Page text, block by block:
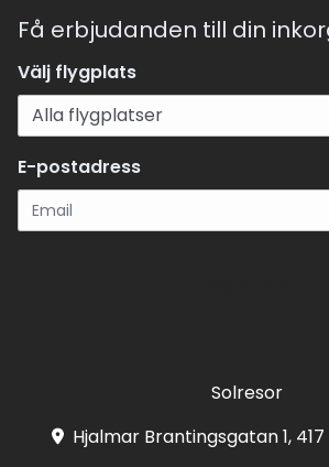
Få erbjudanden till din
Välj flygplats
E-postadress
Solresor
Hjalmar Brantingsgatan 1,